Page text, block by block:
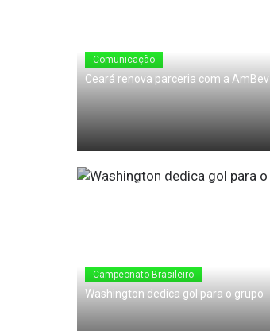
Comunicação
Ceará renova parceria com a AmBev
24 de Maio de 2010
Campeonato Brasileiro
Washington dedica gol para o grupo